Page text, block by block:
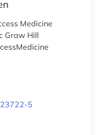
Medicine
Graw Hill
5